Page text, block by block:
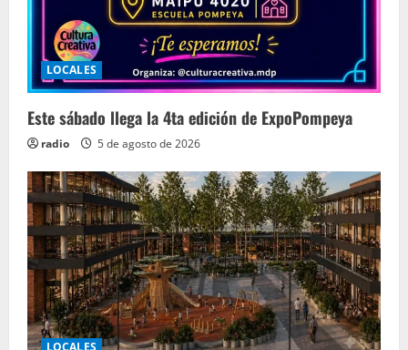
LOCALES
Este sábado llega la 4ta edición de ExpoPompeya
radio 5 de agosto de 2026
LOCALES